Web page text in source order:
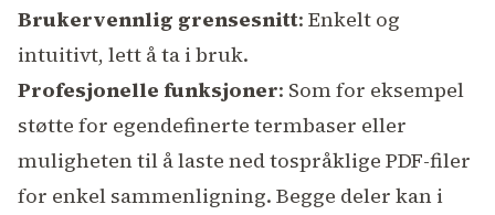
Brukervennlig grensesnitt: Enkelt og
intuitivt, lett å ta i bruk.
Profesjonelle funksjoner: Som for eksempel
støtte for egendefinerte termbaser eller
muligheten til å laste nedtospråklige PDF-filer
for enkel sammenligning. Begge deler kan i